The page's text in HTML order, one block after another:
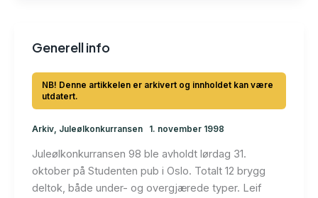
Generell info
Arkiv, Juleølkonkurransen 1. november 1998
Juleølkonkurransen 98 ble avholdt lørdag 31.
oktober på Studenten pub i Oslo. Totalt 12 brygg
deltok, både under- og overgjærede typer. Leif